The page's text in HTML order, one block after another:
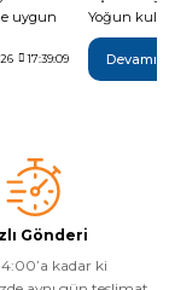
uygun
temel
board'u
17:39:09
Yoğun
da günlük
yöntemi,
sonrası
Gönderi
kadar ki